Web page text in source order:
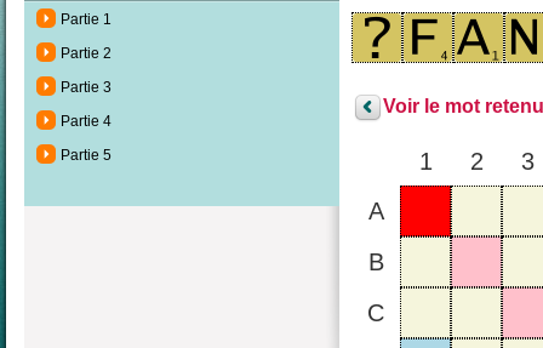
Partie 1
Partie 2
Partie 3
Partie 4
Partie 5
Voir le mot
1 2
3
A
B
C